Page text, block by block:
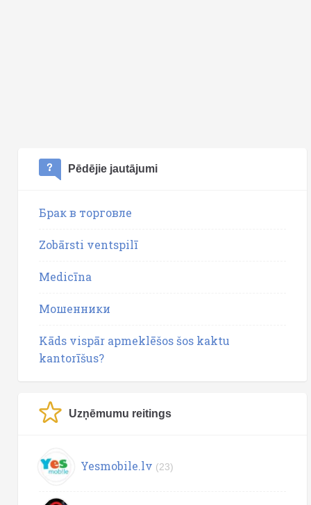
Pēdējie jautājumi
Брак в торговле
Zobārsti ventspilī
Medicīna
Мошенники
Kāds vispār apmeklēšos šos kaktu
kantorīšus?
Uzņēmumu reitings
Yesmobile.lv (23)